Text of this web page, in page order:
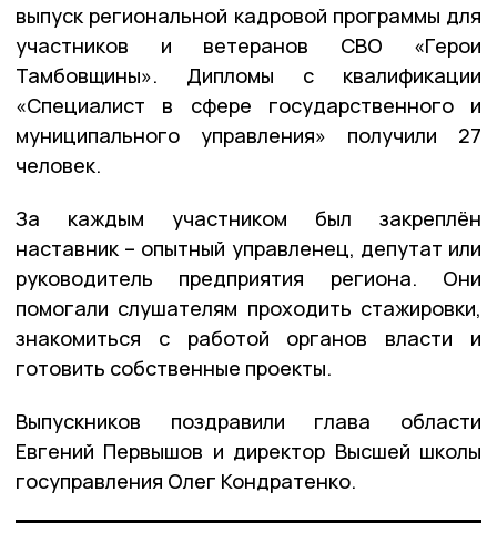
выпуск региональной кадровой программы для
участников и ветеранов СВО «Герои
Тамбовщины». Дипломы с квалификации
«Специалист в сфере государственного и
муниципального управления» получили 27
человек.
За каждым участником был закреплён
наставник – опытный управленец, депутат или
руководитель предприятия региона. Они
помогали слушателям проходить стажировки,
знакомиться с работой органов власти и
готовить собственные проекты.
Выпускников поздравили глава области
Евгений Первышов и директор Высшей школы
госуправления Олег Кондратенко.